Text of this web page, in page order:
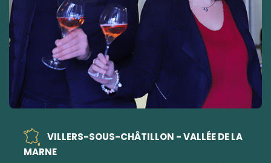
VILLERS-SOUS-CHÂTILLON - VALLÉE DE LA
MARNE